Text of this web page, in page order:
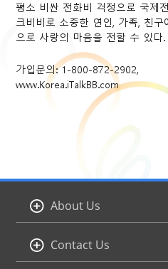
평소 비싼 전화비 걱정으로 국제
크비비로 소중한 연인, 가족, 친
으로 사랑의 마음을 전할 수 있다.
가입문의: 1-800-872-2902,
www.Korea.iTalkBB.com
About Us
Contact Us